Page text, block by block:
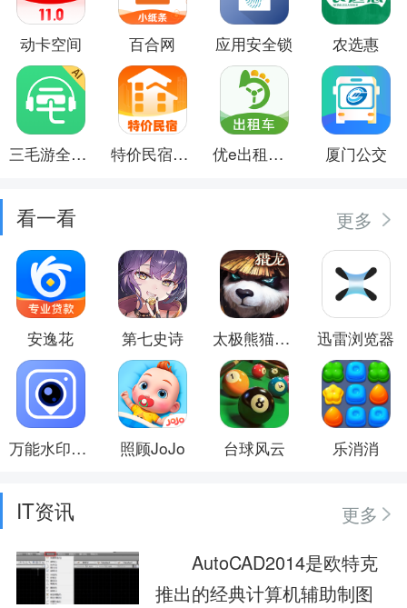
动卡空间 百合网 应用安全锁 农选惠
三毛游全球景点讲解语音导游 特价民宿预订 优e出租司机 厦门公交
看一看 更多
安逸花 第七史诗 太极熊猫3:猎龙 迅雷浏览器
万能水印相机 照顾JoJo 台球风云 乐消消
IT资讯
更多
AutoCAD2014是欧特克
推出的经典计算机辅助制图